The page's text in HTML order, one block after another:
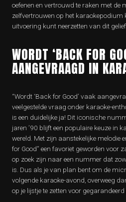
oefenen en vertrouwd te raken met de
zelfvertrouwen op het karaokepodium
uitvoering kunt neerzetten van dit
WORDT ‘BACK FOR
AANGEVRAAGD IN
“Wordt ‘Back for Good’ vaak
veelgestelde vraag onder karaoke-
is een duidelijke ja! Dit iconische
jaren ’90 blijft een populaire keuze in
wereld. Met zijn aanstekelijke melodie
for Good” een favoriet geworden voor
op zoek zijn naar een nummer dat
is. Dus als je van plan bent om de
volgende karaoke-avond, overweeg
op je lijstje te zetten voor